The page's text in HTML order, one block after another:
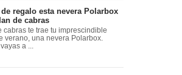
de regalo esta nevera Polarbox
de cabras
cabras te trae tu imprescindible
verano, una nevera Polarbox.
a ...